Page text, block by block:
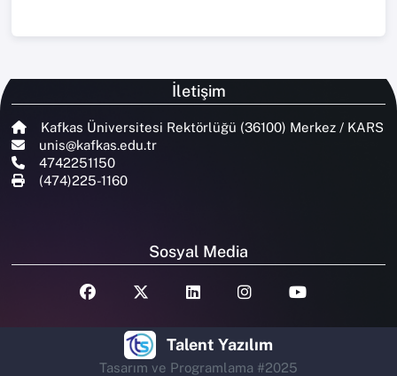
İletişim
Kafkas Üniversitesi Rektörlüğü (36100) Merkez / KARS
unis@kafkas.edu.tr
4742251150
(474)225-1160
Sosyal Media
Talent Yazılım
Tasarım ve Programlama #2025